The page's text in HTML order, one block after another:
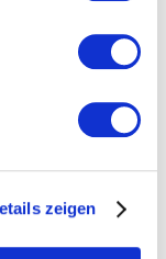
zeigen
für die